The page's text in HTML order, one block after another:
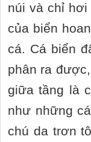
núi và chỉ
của biển
cá. Cá biển
phân ra
giữa tầng là
như những
chú da trơn